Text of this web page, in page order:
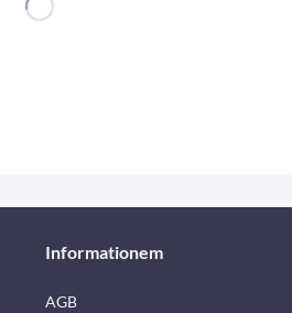
Informationem
AGB